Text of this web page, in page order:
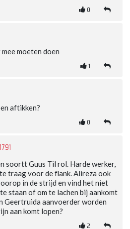
0
moeten doen
1
aftikken?
0
soortt Guus Til rol. Harde werker,
traag voor de flank. Alireza ook
in de strijd en vind het niet
staan of om te lachen bij aankomt
Geertruida aanvoerder worden
aan komt lopen?
2